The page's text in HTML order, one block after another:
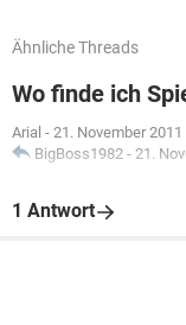
Ähnliche Threads
Wo finde ich
Arial - 21. November 2011
BigBoss1982 - 21.
1 Antwort